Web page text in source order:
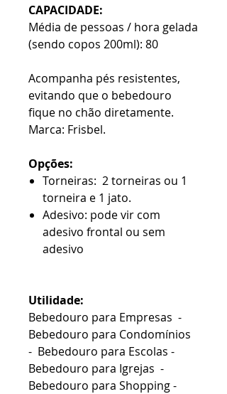
CAPACIDADE:
Média de pessoas / hora gelada
(sendo copos 200ml): 80​
Acompanha pés resistentes,
evitando que o bebedouro
fique no chão diretamente.
Marca: Frisbel.
Opções:
Torneiras: 2 torneiras ou 1
torneira e 1 jato.
Adesivo: pode vir com
adesivo frontal ou sem
adesivo
Utilidade:
Bebedouro para Empresas -
Bebedouro para Condomínios
- Bebedouro para Escolas -
Bebedouro para Igrejas -
Bebedouro para Shopping -